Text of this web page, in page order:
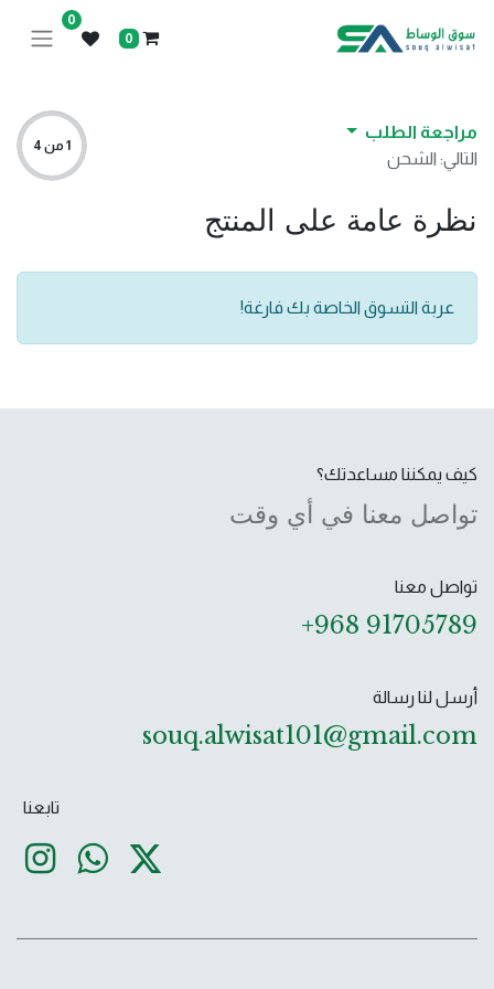
0
0
مراجعة الطلب
التالي: الشحن
1 من 4
نظرة عامة على المنتج
عربة التسوق الخاصة بك فارغة!
كيف يمكننا مساعدتك؟
تواصل معنا في أي وقت
تواصل معنا
+968 91705789
أرسل لنا رسالة
souq.alwisat101@gmail.com ​
تابعنا